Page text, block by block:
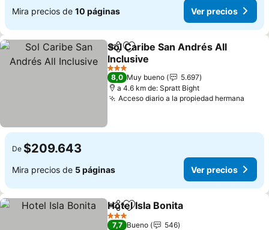
Mira precios de 10 páginas Ver precios
CompartirAgregar a favoritos
Sol Caribe San Andrés All
Inclusive
Ver precios
3 Estrellas
8,0 Muy bueno
5.697
a 4.6 km de: Spratt Bight
Acceso diario a la propiedad hermana
De $209.643
Mira precios de 5 páginas Ver precios
CompartirAgregar a favoritos
Hotel Isla Bonita
3 Estrellas
7,7 Bueno
546